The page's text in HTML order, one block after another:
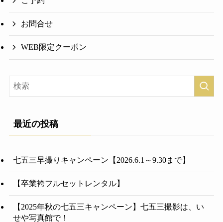
お問合せ
WEB限定クーポン
最近の投稿
七五三早撮りキャンペーン【2026.6.1～9.30まで】
【卒業袴フルセットレンタル】
【2025年秋の七五三キャンペーン】七五三撮影は、い
せや写真館で！